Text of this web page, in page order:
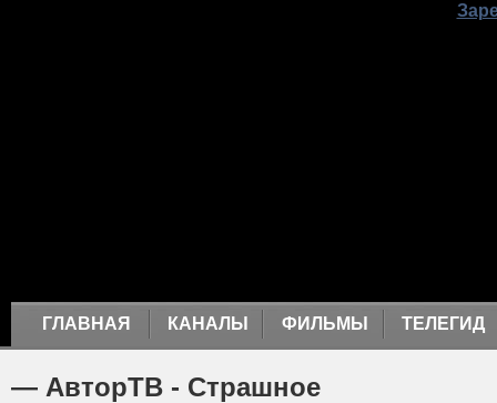
ГЛАВНАЯ КАНАЛЫ ФИЛЬМЫ ТЕЛЕГИД
— АвторТВ - Страшное